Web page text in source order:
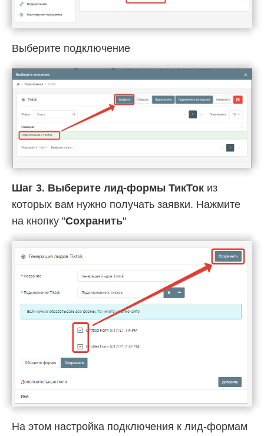
Выберите подключение
Шаг 3. Выберите лид-формы ТикТок из
которых вам нужно получать заявки. Нажмите
на кнопку "Сохранить"
На этом настройка подключения к лид-формам